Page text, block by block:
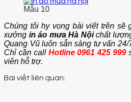
Mẫu 10
Chúng tôi hy vọng bài viết trên sẽ
xưởng in áo mưa Hà Nộichất
Quang Vũ luôn sẵn sàng tư vấn
Chỉ cần call Hotline 0961 425 999
viên hỗ trợ.
Bài viết liên quan: